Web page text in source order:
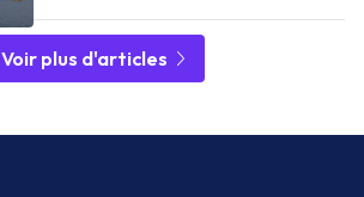
Voir plus d'articles